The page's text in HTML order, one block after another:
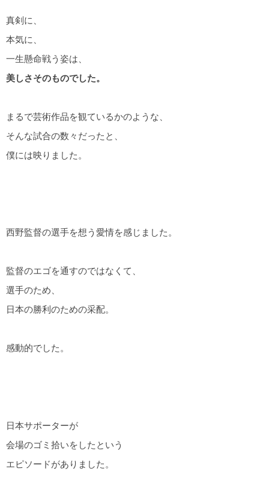
真剣に、
本気に、
一生懸命戦う姿は、
美しさそのものでした。
まるで芸術作品を観ているかのような、
そんな試合の数々だったと、
僕には映りました。
西野監督の選手を想う愛情を感じました。
監督のエゴを通すのではなくて、
選手のため、
日本の勝利のための采配。
感動的でした。
日本サポーターが
会場のゴミ拾いをしたという
エピソードがありました。